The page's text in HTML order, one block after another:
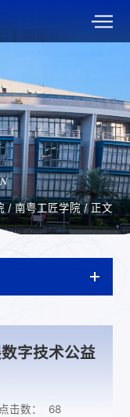
/南粤工匠学院/ 正文
字技术公益
点击数： 68